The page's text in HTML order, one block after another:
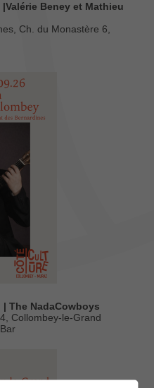
Beney et Mathieu
Ch. du Monastère 6,
| The NadaCowboys
Collombey-le-Grand